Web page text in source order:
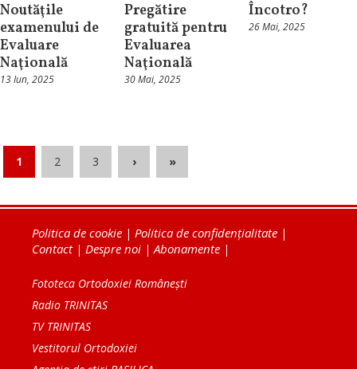
Noutăţile
examenului de
Evaluare
Naţională
13 Iun, 2025
Pregătire
gratuită pentru
Evaluarea
Naţională
30 Mai, 2025
Încotro?
26 Mai, 2025
1 2 3 › »
Politica de cookie | Politica de confidențialitate |
Contact| Despre noi |Abonamente |
Fototeca Ortodoxiei Românești
Radio TRINITAS
TV TRINITAS
Vestitorul Ortodoxiei